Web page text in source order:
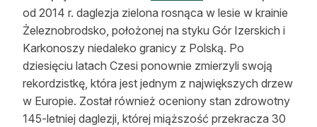
O nas
100 lat „Lasu Polskiego”
Prenumerata
Reklama
od 2014 r. daglezja zielona rosnąca w lesie w krainie
Żeleznobrodsko, położonej na styku Gór Izerskich i
Karkonoszy niedaleko granicy z Polską. Po
dziesięciu latach Czesi ponownie zmierzyli swoją
rekordzistkę, która jest jednym z największych drzew
w Europie. Został również oceniony stan zdrowotny
145-letniej daglezji, której miąższość przekracza 30